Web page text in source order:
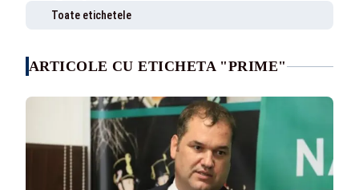
Toate etichetele
ARTICOLE CU ETICHETA "PRIME"